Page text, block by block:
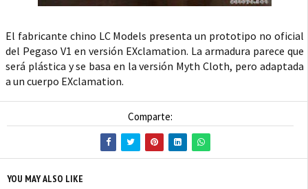
El fabricante chino LC Models presenta un prototipo no oficial
del Pegaso V1 en versión EXclamation. La armadura parece que
será plástica y se basa en la versión Myth Cloth, pero adaptada
a un cuerpo EXclamation.
Comparte:
YOU MAY ALSO LIKE